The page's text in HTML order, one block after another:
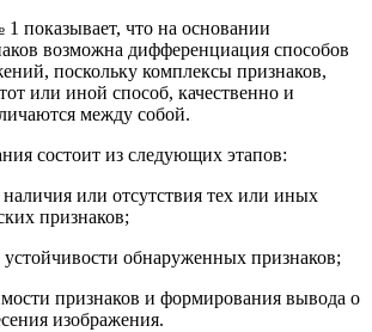
показывает, что на основании
возможна дифференциация способов
поскольку комплексы признаков,
или иной способ, качественно и
между собой.
состоит из следующих этапов:
или отсутствия тех или иных
признаков;
обнаруженных признаков;
признаков и формирования вывода о
изображения.